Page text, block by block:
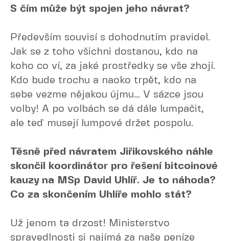
S čím může být spojen jeho návrat?
Především souvisí s dohodnutím pravidel.
Jak se z toho všichni dostanou, kdo na
koho co ví, za jaké prostředky se vše zhojí.
Kdo bude trochu a naoko trpět, kdo na
sebe vezme nějakou újmu… V sázce jsou
volby! A po volbách se dá dále lumpačit,
ale teď musejí lumpové držet pospolu.
Těsně před návratem Jiřikovského náhle
skončil koordinátor pro řešení bitcoinové
kauzy na MSp David Uhlíř. Je to náhoda?
Co za skončením Uhlíře mohlo stát?
Už jenom ta drzost! Ministerstvo
spravedlnosti si najímá za naše peníze